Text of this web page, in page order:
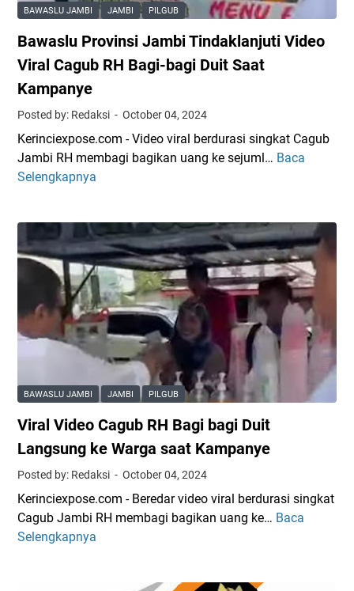
n
d
g
a
T
a
k
a
t
i
J
a
n
a
g
u
b
m
b
k
u
i
P
e
n
a
h
J
a
P
e
n
BAWASLU JAMBI JAMBI PILGUB
Bawaslu Provinsi Jambi Tindaklanjuti Video
Viral Cagub RH Bagi-bagi Duit Saat
Kampanye
Posted by: Redaksi October 04, 2024
Kerinciexpose.com - Video viral berdurasi singkat Cagub
Jambi RH membagi bagikan uang ke sejuml… Baca
Selengkapnya
B
s
l
u
P
r
o
n
s
i
J
m
b
i
BAWASLU JAMBI JAMBI PILGUB
Viral Video Cagub RH Bagi bagi Duit
Langsung ke Warga saat Kampanye
Posted by: Redaksi October 04, 2024
Kerinciexpose.com - Beredar video viral berdurasi singkat
Cagub Jambi RH membagi bagikan uang ke… Baca
Selengkapnya
V